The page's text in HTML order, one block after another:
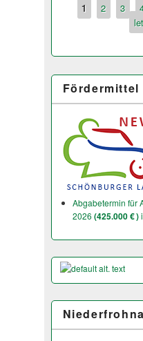
Seiten
1 2 3
Fördermittel
Abgabetermin für
2026 (425.000 € )
Niederfrohna